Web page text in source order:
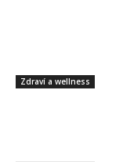
Zdraví a wellness